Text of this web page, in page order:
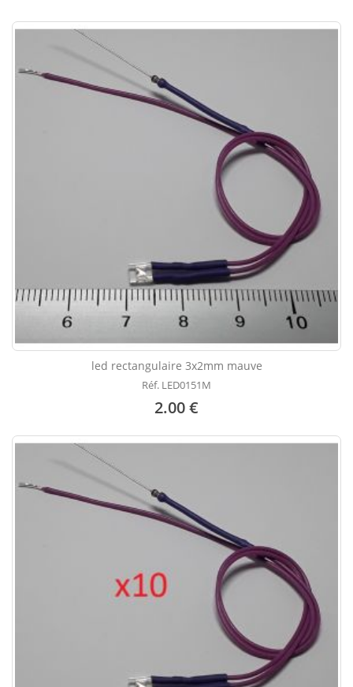
led rectangulaire 3x2mm mauve
Réf. LED0151M
2.00 €